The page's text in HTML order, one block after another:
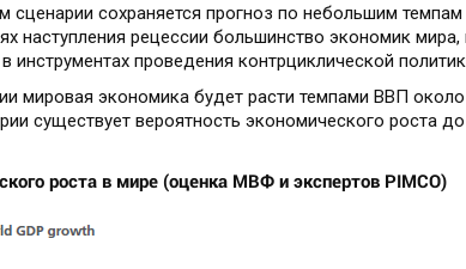
сценарии сохраняется прогноз по небольшим
наступления рецессии большинство экономик
инструментах проведения контрциклической
мировая экономика будет расти темпами ВВП
существует вероятность экономического роста до
роста в мире (оценка МВФ и экспертов PIMCO)